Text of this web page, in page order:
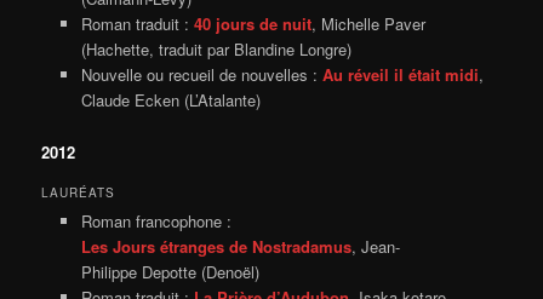
Roman traduit : 40 jours de nuit, Michelle Paver
(Hachette, traduit par Blandine Longre)
Nouvelle ou recueil de nouvelles : Au réveil il était midi,
Claude Ecken (L’Atalante)
2012
LAURÉATS
Roman francophone :
Les Jours étranges de Nostradamus, Jean-
Philippe Depotte (Denoël)